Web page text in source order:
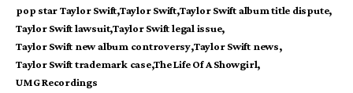
pop star Taylor Swift Taylor Swift Taylor Swift album title dispute
Taylor Swift lawsuit Taylor Swift legal issue
Taylor Swift new album controversy Taylor Swift news
Taylor Swift trademark case The Life Of A Showgirl
UMG Recordings